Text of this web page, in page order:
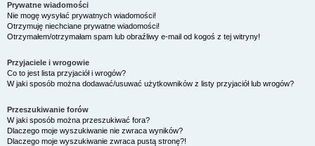
Prywatne wiadomości
Nie mogę wysyłać prywatnych wiadomości!
Otrzymuję niechciane prywatne wiadomości!
Otrzymałem/otrzymałam spam lub obraźliwy e-mail od kogoś z tej witryny!
Przyjaciele i wrogowie
Co to jest lista przyjaciół i wrogów?
W jaki sposób można dodawać/usuwać użytkowników z listy przyjaciół lub wrogów?
Przeszukiwanie forów
W jaki sposób można przeszukiwać fora?
Dlaczego moje wyszukiwanie nie zwraca wyników?
Dlaczego moje wyszukiwanie zwraca pustą stronę?!